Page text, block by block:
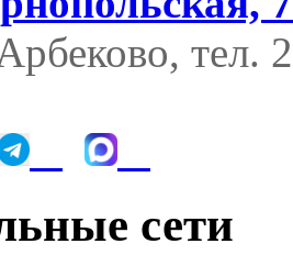
тел.
сети